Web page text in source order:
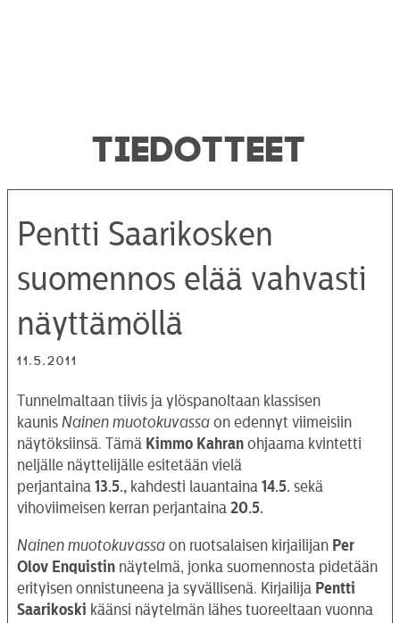
TIEDOTTEET
Pentti Saarikosken
suomennos elää vahvasti
näyttämöllä
11.5.2011
Tunnelmaltaan tiivis ja ylöspanoltaan klassisen
kaunis Nainen muotokuvassa on edennyt viimeisiin
näytöksiinsä. Tämä Kimmo Kahran ohjaama kvintetti
neljälle näyttelijälle esitetään vielä
perjantaina 13.5., kahdesti lauantaina 14.5. sekä
vihoviimeisen kerran perjantaina 20.5.
Nainen muotokuvassa on ruotsalaisen kirjailijan Per
Olov Enquistin näytelmä, jonka suomennosta pidetään
erityisen onnistuneena ja syvällisenä. Kirjailija Pentti
Saarikoski käänsi näytelmän lähes tuoreeltaan vuonna